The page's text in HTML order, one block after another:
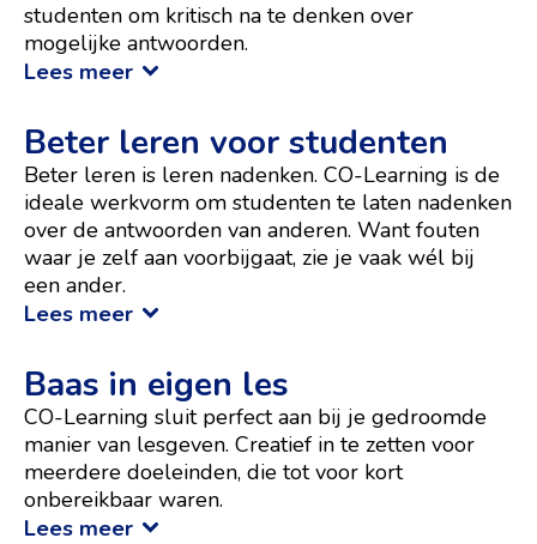
studenten om kritisch na te denken over
mogelijke antwoorden.
Lees meer
Beter leren voor studenten
Beter leren is leren nadenken. CO-Learning is de
ideale werkvorm om studenten te laten nadenken
over de antwoorden van anderen. Want fouten
waar je zelf aan voorbijgaat, zie je vaak wél bij
een ander.
Lees meer
Baas in eigen les
CO-Learning sluit perfect aan bij je gedroomde
manier van lesgeven. Creatief in te zetten voor
meerdere doeleinden, die tot voor kort
onbereikbaar waren.
Lees meer